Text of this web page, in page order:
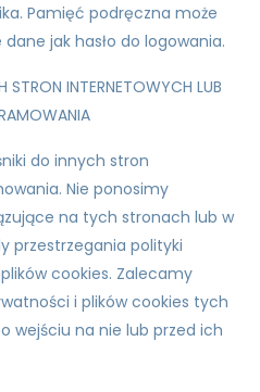
Pamięć podręczna może
jak hasło do logowania.
STRON INTERNETOWYCH LUB
do innych stron
Nie ponosimy
na tych stronach lub w
przestrzegania polityki
cookies. Zalecamy
i plików cookies tych
wejściu na nie lub przed ich